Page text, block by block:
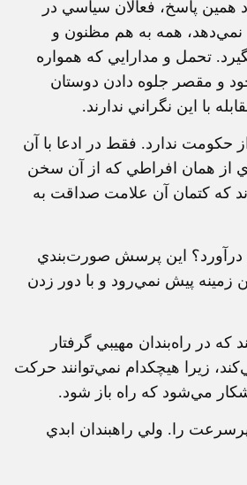
همين پاسخ، فعالان سياسي در
همه به هم مظنون و
تحمل و مدارايي كه همواره
و مقصر جلوه دادن دوستان
با اين نگراني ندارند.
ندارد. فقط در ادعا با آن
از همان افراطي كه از آن سخن
كه كتمان آن علامت صداقت به
درآورد؟ اين پرسش صورت‌بندي
پيش نمي‌رود و با دور زدن
در راه‌بندان مهيبي گرفتار
زيرا هيچكدام نمي‌توانند حركت
مي‌شود كه راه باز شود.
را. ولي راهبندان ابدي